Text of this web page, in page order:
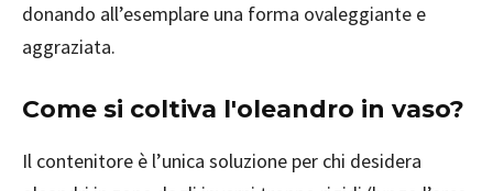
donando all’esemplare una forma ovaleggiante e
aggraziata.
Come si coltiva l'oleandro in vaso?
Il contenitore è l’unica soluzione per chi desidera